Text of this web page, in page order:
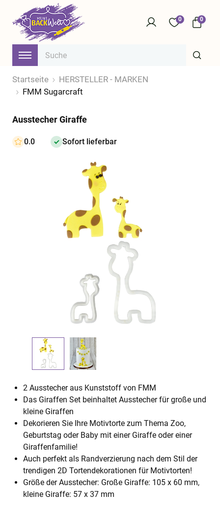
0 0
Startseite
HERSTELLER - MARKEN
FMM Sugarcraft
Ausstecher Giraffe
0.0 Sofort lieferbar
2 Ausstecher aus Kunststoff von FMM
Das Giraffen Set beinhaltet Ausstecher für große und
kleine Giraffen
Dekorieren Sie Ihre Motivtorte zum Thema Zoo,
Geburtstag oder Baby mit einer Giraffe oder einer
Giraffenfamilie!
Auch perfekt als Randverzierung nach dem Stil der
trendigen 2D Tortendekorationen für Motivtorten!
Größe der Ausstecher: Große Giraffe: 105 x 60 mm,
kleine Giraffe: 57 x 37 mm